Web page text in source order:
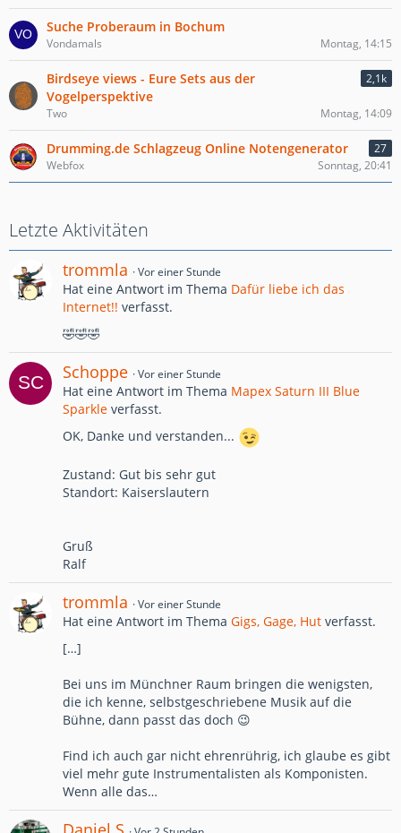
Suche Proberaum in Bochum
Vondamals Montag, 14:15
Birdseye views - Eure Sets aus der
Vogelperspektive
2,1k
Two Montag, 14:09
Drumming.de Schlagzeug Online Notengenerator
27
Webfox
Sonntag, 20:41
Letzte Aktivitäten
trommla Vor einer Stunde
Hat eine Antwort im Thema Dafür liebe ich das
Internet!! verfasst.
🤣🤣🤣
Schoppe Vor einer Stunde
Hat eine Antwort im Thema Mapex Saturn III Blue
Sparkle verfasst.
OK, Danke und verstanden...
Zustand: Gut bis sehr gut
Standort: Kaiserslautern
Gruß
Ralf
trommla Vor einer Stunde
Hat eine Antwort im Thema Gigs, Gage, Hut verfasst.
[…]
Bei uns im Münchner Raum bringen die wenigsten,
die ich kenne, selbstgeschriebene Musik auf die
Bühne, dann passt das doch 😉
Find ich auch gar nicht ehrenrührig, ich glaube es gibt
viel mehr gute Instrumentalisten als Komponisten.
Wenn alle das…